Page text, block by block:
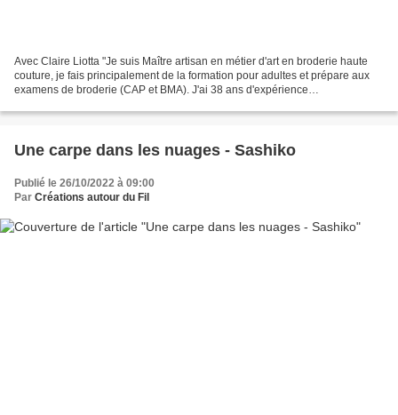
Avec Claire Liotta "Je suis Maître artisan en métier d'art en broderie haute
couture, je fais principalement de la formation pour adultes et prépare aux
examens de broderie (CAP et BMA). J'ai 38 ans d'expérience
Une carpe dans les nuages - Sashiko
Publié le 26/10/2022 à 09:00
Par Créations autour du Fil